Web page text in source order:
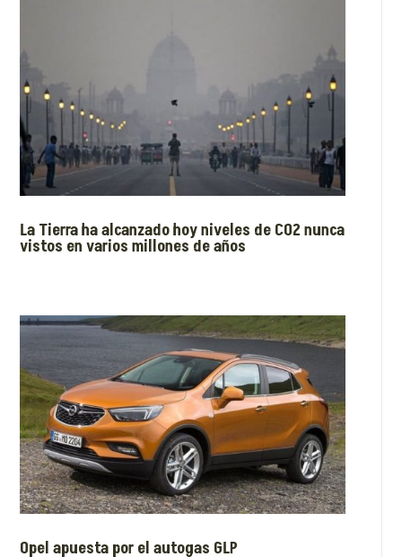
La Tierra ha alcanzado hoy niveles de CO2 nunca
vistos en varios millones de años
Opel apuesta por el autogas GLP